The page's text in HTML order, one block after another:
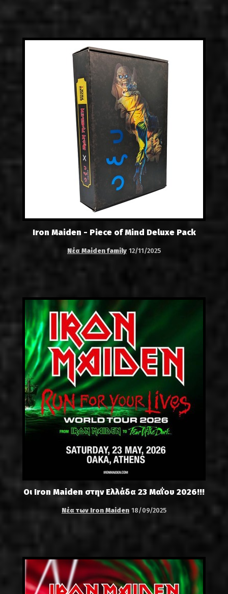
Iron Maiden - Piece of Mind Deluxe Pack
Νέα Maiden family 12/11/2025
Οι Iron Maiden στην Ελλάδα 23 Μαΐου 2026!!!
Νέα των Iron Maiden 18/09/2025